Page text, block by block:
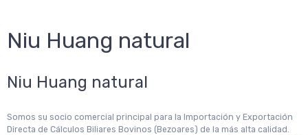
Niu Huang natural
Niu Huang natural
Somos su socio comercial principal para la Importación y Exportación
Directa de Cálculos Biliares Bovinos (Bezoares) de la más alta calidad.